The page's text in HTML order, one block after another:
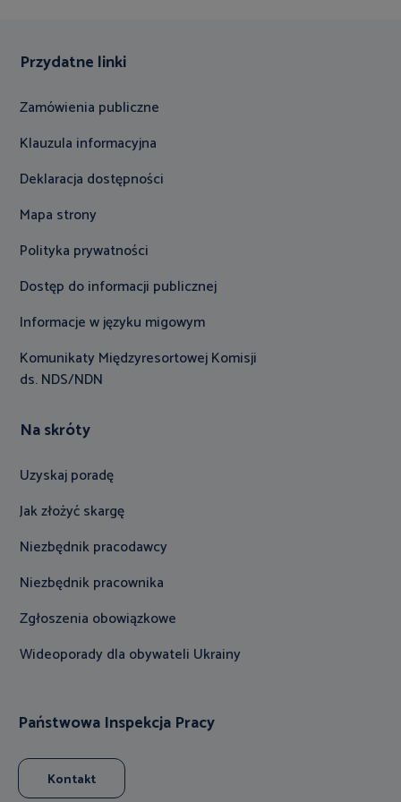
Przydatne linki
Zamówienia publiczne
Klauzula informacyjna
Deklaracja dostępności
Mapa strony
Polityka prywatności
Dostęp do informacji publicznej
Informacje w języku migowym
Komunikaty Międzyresortowej Komisji
ds. NDS/NDN
Na skróty
Uzyskaj poradę
Jak złożyć skargę
Niezbędnik pracodawcy
Niezbędnik pracownika
Zgłoszenia obowiązkowe
Wideoporady dla obywateli Ukrainy
Państwowa Inspekcja Pracy
Kontakt